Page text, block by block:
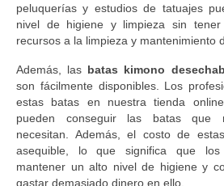
peluquerías y estudios de tatuajes
nivel de higiene y limpieza sin
recursos a la limpieza y mantenimiento
Además, las batas kimono
son fácilmente disponibles. Los
estas batas en nuestra tienda
pueden conseguir las batas que
necesitan. Además, el costo de
asequible, lo que significa que los
mantener un alto nivel de higiene y
gastar demasiado dinero en ello.